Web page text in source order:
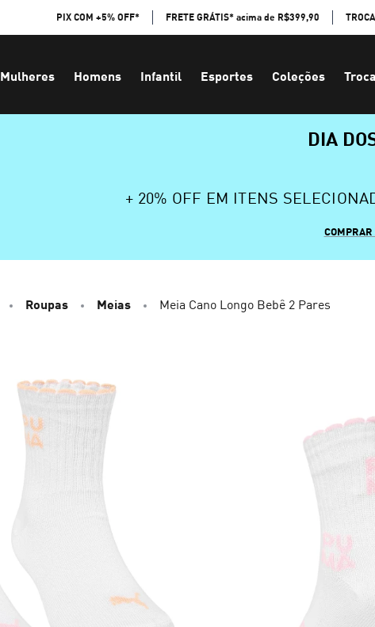
PIX COM +5% OFF* FRETE GRÁTIS* acima de R$399,90
Mulheres Homens Infantil Esportes Coleções
DIA
+ 20% OFF EM ITENS
COMPRAR
Roupas Meias Meia Cano Longo Bebê 2 Pares